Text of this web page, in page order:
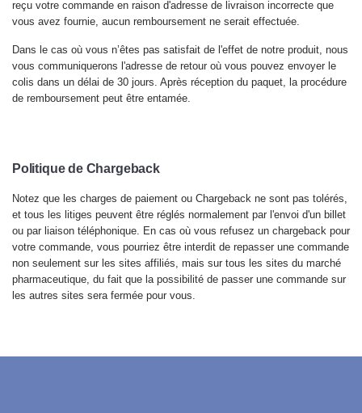
reçu votre commande en raison d'adresse de livraison incorrecte que
vous avez fournie, aucun remboursement ne serait effectuée.
Dans le cas où vous n’êtes pas satisfait de l'effet de notre produit, nous
vous communiquerons l'adresse de retour où vous pouvez envoyer le
colis dans un délai de 30 jours. Après réception du paquet, la procédure
de remboursement peut être entamée.
Politique de Chargeback
Notez que les charges de paiement ou Chargeback ne sont pas tolérés,
et tous les litiges peuvent être réglés normalement par l'envoi d'un billet
ou par liaison téléphonique. En cas où vous refusez un chargeback pour
votre commande, vous pourriez être interdit de repasser une commande
non seulement sur les sites affiliés, mais sur tous les sites du marché
pharmaceutique, du fait que la possibilité de passer une commande sur
les autres sites sera fermée pour vous.